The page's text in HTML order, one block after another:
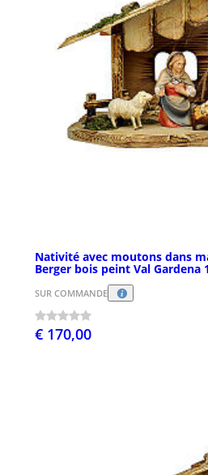
Nativité avec moutons dans
Berger bois peint Val Gardena
SUR COMMANDE
€ 170,00